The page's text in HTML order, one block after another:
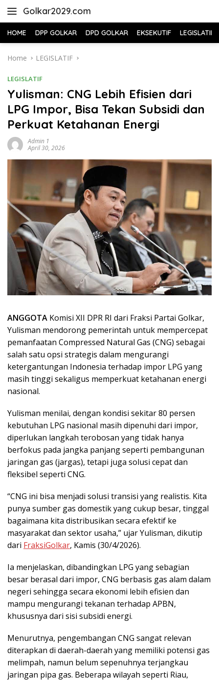
Golkar2029.com
HOME DPP GOLKAR DPD GOLKAR EKSEKUTIF LEGISLATIF
Home LEGISLATIF
LEGISLATIF
Yulisman: CNG Lebih Efisien dari
LPG Impor, Bisa Tekan Subsidi dan
Perkuat Ketahanan Energi
Admin 1
April 30, 2026
ANGGOTA Komisi XII DPR RI dari Fraksi Partai Golkar,
Yulisman mendorong pemerintah untuk mempercepat
pemanfaatan Compressed Natural Gas (CNG) sebagai
salah satu opsi strategis dalam mengurangi
ketergantungan Indonesia terhadap impor LPG yang
masih tinggi sekaligus memperkuat ketahanan energi
nasional.
Yulisman menilai, dengan kondisi sekitar 80 persen
kebutuhan LPG nasional masih dipenuhi dari impor,
diperlukan langkah terobosan yang tidak hanya
berfokus pada jangka panjang seperti pembangunan
jaringan gas (jargas), tetapi juga solusi cepat dan
fleksibel seperti CNG.
“CNG ini bisa menjadi solusi transisi yang realistis. Kita
punya sumber gas domestik yang cukup besar, tinggal
bagaimana kita distribusikan secara efektif ke
masyarakat dan sektor usaha,” ujar Yulisman, dikutip
dari FraksiGolkar, Kamis (30/4/2026).
Ia menjelaskan, dibandingkan LPG yang sebagian
besar berasal dari impor, CNG berbasis gas alam dalam
negeri sehingga secara ekonomi lebih efisien dan
mampu mengurangi tekanan terhadap APBN,
khususnya dari sisi subsidi energi.
Menurutnya, pengembangan CNG sangat relevan
diterapkan di daerah-daerah yang memiliki potensi gas
melimpah, namun belum sepenuhnya terjangkau
jaringan pipa gas. Beberapa wilayah seperti Riau,